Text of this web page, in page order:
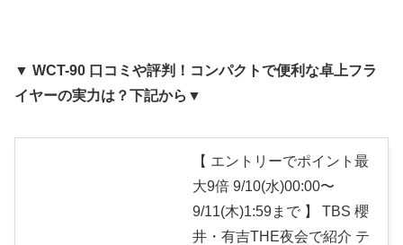
▼ WCT-90 口コミや評判！コンパクトで便利な卓上フラ
イヤーの実力は？下記から▼
【 エントリーでポイント最
大9倍 9/10(水)00:00〜
9/11(木)1:59まで 】 TBS 櫻
井・有吉THE夜会で紹介 テ